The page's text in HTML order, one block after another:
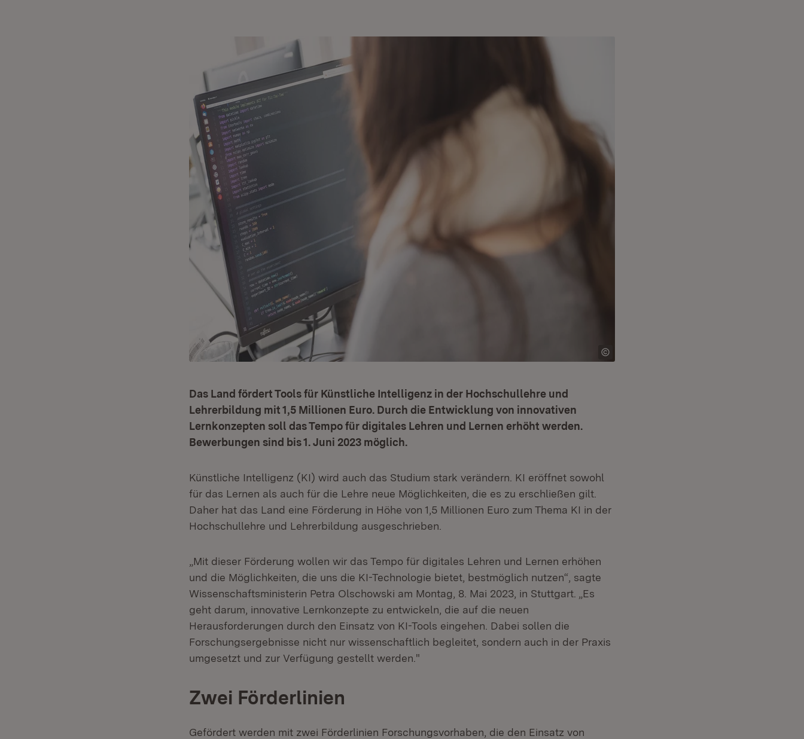
Das Land fördert Tools für Künstliche Intelligenz in der Hochschullehre und
Lehrerbildung mit 1,5 Millionen Euro. Durch die Entwicklung von innovativen
Lernkonzepten soll das Tempo für digitales Lehren und Lernen erhöht werden.
Bewerbungen sind bis 1. Juni 2023 möglich.
Künstliche Intelligenz (KI) wird auch das Studium stark verändern. KI eröffnet sowohl
für das Lernen als auch für die Lehre neue Möglichkeiten, die es zu erschließen gilt.
Daher hat das Land eine Förderung in Höhe von 1,5 Millionen Euro zum Thema KI in der
Hochschullehre und Lehrerbildung ausgeschrieben.
„Mit dieser Förderung wollen wir das Tempo für digitales Lehren und Lernen erhöhen
und die Möglichkeiten, die uns die KI-Technologie bietet, bestmöglich nutzen“, sagte
Wissenschaftsministerin Petra Olschowski am Montag, 8. Mai 2023, in Stuttgart. „Es
geht darum, innovative Lernkonzepte zu entwickeln, die auf die neuen
Herausforderungen durch den Einsatz von KI-Tools eingehen. Dabei sollen die
Forschungsergebnisse nicht nur wissenschaftlich begleitet, sondern auch in der Praxis
umgesetzt und zur Verfügung gestellt werden."
Zwei Förderlinien
Gefördert werden mit zwei Förderlinien Forschungsvorhaben, die den Einsatz von